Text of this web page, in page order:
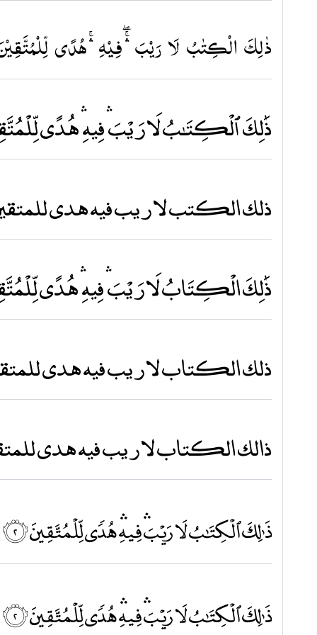
ذٰلِكَ الۡڪِتٰبُ لَا رَيۡبَۛۚۖ فِيۡهِۛۚ هُدًى
ذَٰلِكَ ٱلْكِتَـٰبُ لَا رَيْبَ ۛ فِيهِ ۛ هُدًى
ذلك الكتب لا ريب فيه هدى
ذَٰلِكَ الْكِتَابُ لَا رَيْبَ ۛ فِيهِ ۛ هُدًى
ذلك الكتاب لا ريب فيه هدى
ذالك الكتاب لا ريب فيه هدى
ذَٰلِكَ ٱلْكِتَٰبُ لَا رَيْبَۛ فِيهِۛ هُدࣰى لِّلْمُتَّقِينَ ۝٢
ذَٰلِكَ ٱلْكِتَٰبُ لَا رَيْبَۛ فِيهِۛ هُدࣰى لِّلْمُتَّقِينَ ۝٢